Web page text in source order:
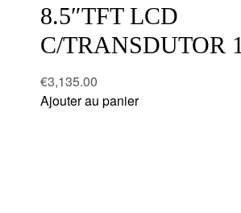
8.5″TFT LCD
C/TRANSDUTOR
€3,135.00
Ajouter au panier